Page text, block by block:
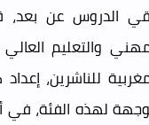
الدروس عن بعد،
والتعليم
للناشرين،
لهذه الفئة، في